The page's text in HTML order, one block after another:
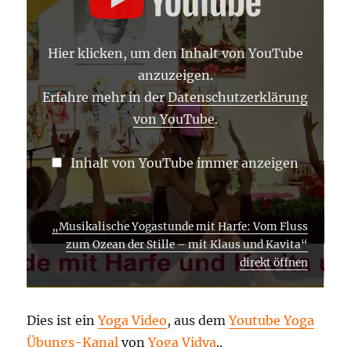
HARFE:
VOM
FLUSS
ZUM
OZEAN
DER
STILLE
MIT
KLAUS
UND
KAVITA“
VON
YOUTUBE
ANZEIGEN
Hier klicken, um den Inhalt von YouTube
anzuzeigen.
Erfahre mehr in derDatenschutzerklärung
von YouTube.
Inhalt von YouTube immer anzeigen
„Musikalische Yogastunde mit Harfe: Vom Fluss
zum Ozean der Stille – mit Klaus und Kavita“
direkt öffnen
Dies ist einYoga Video, aus demYoutube Yoga
Übungs-Kanal vonYoga Vidya..